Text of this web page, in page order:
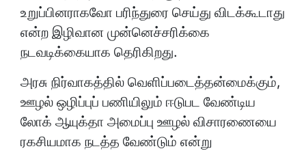
உறுப்பினராகவோ பரிந்துரை செய்து விடக்கூடாது
என்ற இழிவான முன்னெச்சரிக்கை
நடவடிக்கையாக தெரிகிறது.
அரசு நிர்வாகத்தில் வெளிப்படைத்தன்மைக்கும்,
ஊழல் ஒழிப்புப் பணியிலும் ஈடுபட வேண்டிய
லோக் ஆயுக்தா அமைப்பு ஊழல் விசாரணையை
ரகசியமாக நடத்த வேண்டும் என்று